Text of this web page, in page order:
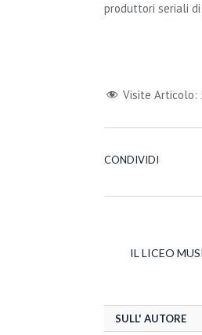
produttori seriali di
Visite Articolo:
CONDIVIDI
IL LICEO
SULL' AUTORE